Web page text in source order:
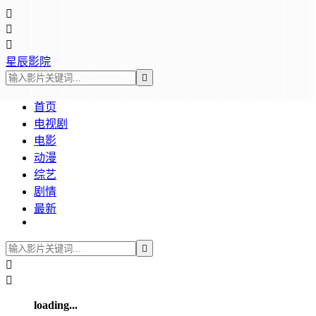



星辰影院

首页
电视剧
电影
动漫
综艺
剧情
最新



loading...